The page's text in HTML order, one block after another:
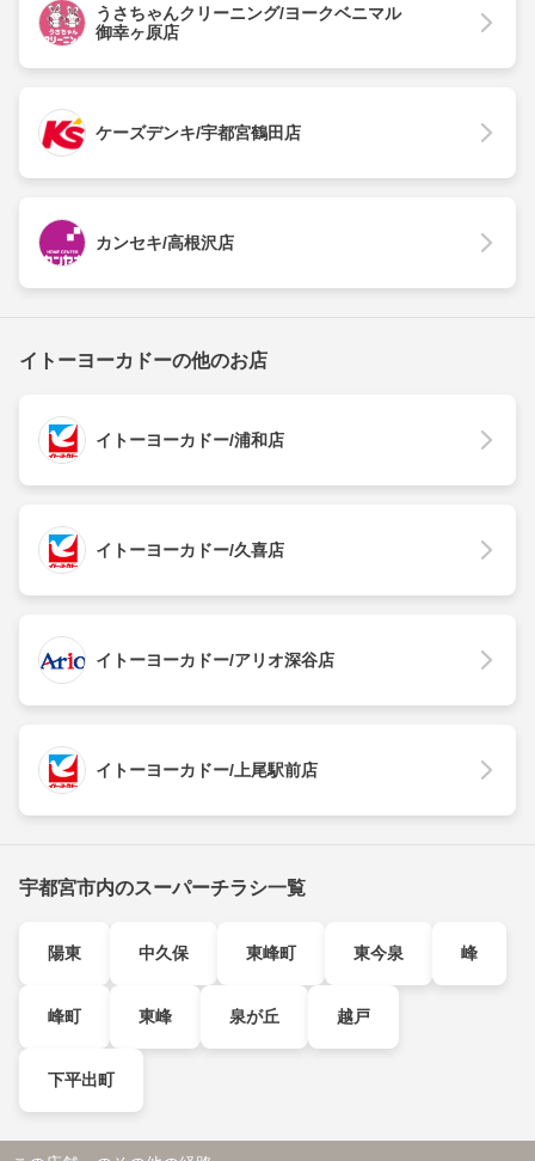
うさちゃんクリーニング/ヨークベニマル
御幸ヶ原店
ケーズデンキ/宇都宮鶴田店
カンセキ/高根沢店
イトーヨーカドーの他のお店
イトーヨーカドー/浦和店
イトーヨーカドー/久喜店
イトーヨーカドー/アリオ深谷店
イトーヨーカドー/上尾駅前店
宇都宮市内のスーパーチラシ一覧
陽東 中久保 東峰町 東今泉 峰
峰町 東峰 泉が丘 越戸
下平出町